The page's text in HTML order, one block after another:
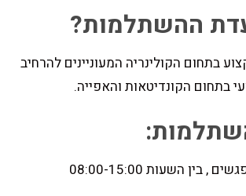
ההשתלמות?
בתחום הקולינריה המעוניינים להרחיב
בתחום הקונדיטאות והאפייה.